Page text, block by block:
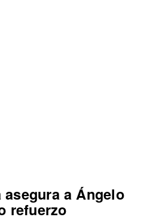
a Ángelo
refuerzo